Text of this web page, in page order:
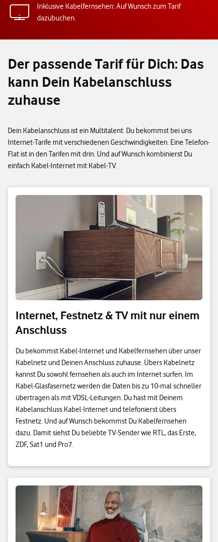
Inklusive Kabelfernsehen: Auf Wunsch zum Tarif
dazubuchen.
Der passende Tarif für Dich: Das
kann Dein Kabelanschluss
zuhause
Dein Kabelanschluss ist ein Multitalent. Du bekommst bei uns
Internet-Tarife mit verschiedenen Geschwindigkeiten. Eine Telefon-
Flat ist in den Tarifen mit drin. Und auf Wunsch kombinierst Du
einfach Kabel-Internet mit Kabel-TV.
Internet, Festnetz & TV mit nur einem
Anschluss
Du bekommst Kabel-Internet und Kabelfernsehen über unser
Kabelnetz und Deinen Anschluss zuhause. Übers Kabelnetz
kannst Du sowohl fernsehen als auch im Internet surfen. Im
Kabel-Glasfasernetz werden die Daten bis zu 10-mal schneller
übertragen als mit VDSL-Leitungen. Du hast mit Deinem
Kabelanschluss Kabel-Internet und telefonierst übers
Festnetz. Und auf Wunsch bekommst Du Kabelfernsehen
dazu. Damit siehst Du beliebte TV-Sender wie RTL, das Erste,
ZDF, Sat1 und Pro7.